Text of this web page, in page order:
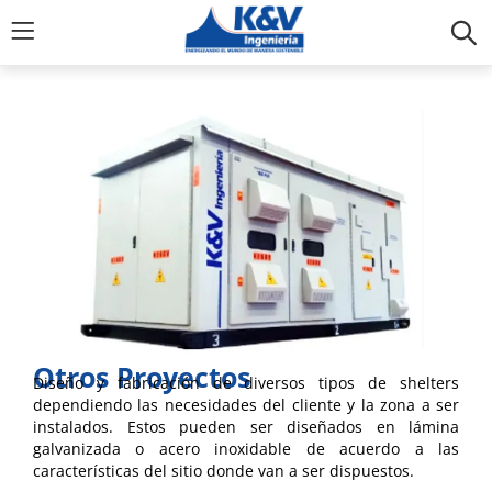
Otros Proyectos
Diseño y fabricación de diversos tipos de shelters
dependiendo las necesidades del cliente y la zona a ser
instalados. Estos pueden ser diseñados en lámina
galvanizada o acero inoxidable de acuerdo a las
características del sitio donde van a ser dispuestos.